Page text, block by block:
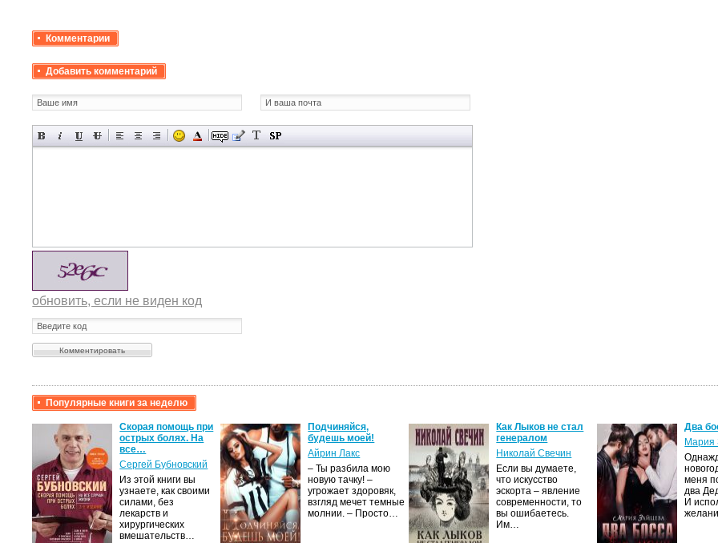
Комментарии
Добавить комментарий
обновить, если не виден код
Популярные книги за неделю
Скорая помощь при
острых болях. На
все…
Сергей Бубновский
Из этой книги вы
узнаете, как своими
силами, без
лекарств и
хирургических
вмешательств…
Подчиняйся,
будешь моей!
Айрин Лакс
– Ты разбила мою
новую тачку! –
угрожает здоровяк,
взгляд мечет темные
молнии. – Просто…
Как Лыков не стал
генералом
Николай Свечин
Если вы думаете,
что искусство
эскорта – явление
современности, то
вы ошибаетесь.
Им…
Два
Мария
меня
два
И